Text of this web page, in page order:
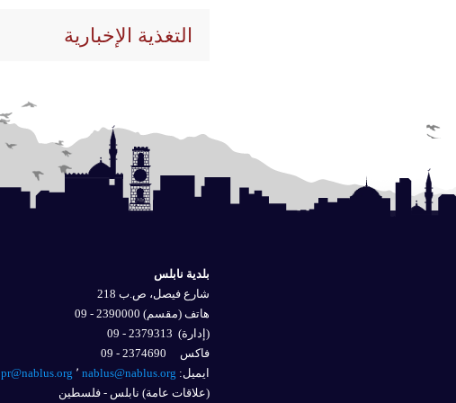
التغذية الإخبارية
بلدية نابلس
شارع فيصل، ص.ب 218
هاتف (مقسم) 2390000 - 09
(إدارة)2379313 - 09
فاكس 2374690 - 09
ايميل: nablus@nablus.org٬
pr@nablus.org
(علاقات عامة) نابلس - فلسطين